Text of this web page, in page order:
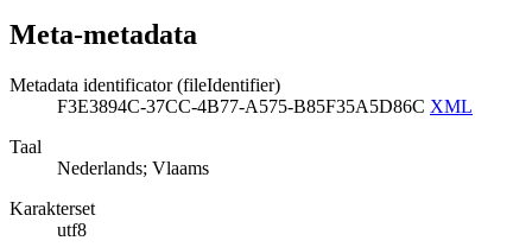
Meta-metadata
Metadata identificator (fileIdentifier)
F3E3894C-37CC-4B77-A575-B85F35A5D86C XML
Taal
Nederlands; Vlaams
Karakterset
utf8